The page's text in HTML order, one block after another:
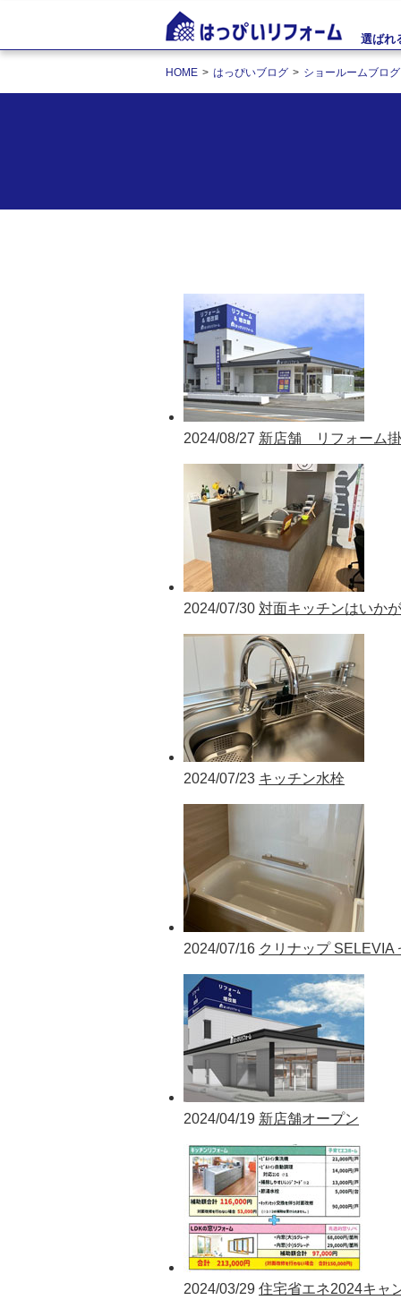
選ばれ
HOME はっぴいブログ ショールームブログ
2024/08/27 新店舗 リフォーム
2024/07/30 対面キッチンはいか
2024/07/23 キッチン水栓
2024/07/16 クリナップ SELEVIA
2024/04/19 新店舗オープン
2024/03/29 住宅省エネ2024キャ